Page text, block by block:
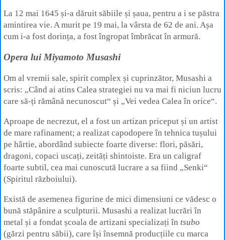
La 12 mai 1645 și‑a dăruit săbiile și șaua, pentru a i se păstra
amintirea vie. A murit pe 19 mai, la vârsta de 62 de ani. Așa
cum i-a fost dorința, a fost îngropat îmbrăcat în armură.
Opera lui Miyamoto Musashi
Om al vremii sale, spirit complex și cuprinzător, Musashi a
scris: „Când ai atins Calea strategiei nu va mai fi niciun lucru
care să‑ți rămână necunoscut“ și „Vei vedea Calea în orice“.
Aproape de necrezut, el a fost un artizan priceput și un artist
de mare rafinament; a realizat capodopere în tehnica tușului
pe hârtie, abordând subiecte foarte diverse: flori, păsări,
dragoni, copaci uscați, zeități shintoiste. Era un caligraf
foarte subtil, cea mai cunoscută lucrare a sa fiind „Senki“
(Spiritul războiului).
Există de asemenea figurine de mici dimensiuni ce vădesc o
bună stăpânire a sculpturii. Musashi a realizat lucrări în
metal și a fondat școala de artizani specializați în tsubo
(gărzi pentru săbii), care își însemnă producțiile cu marca